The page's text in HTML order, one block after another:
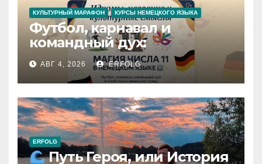
КУЛЬТУРНЫЙ МАРАФОН КУРСЫ НЕМЕЦКОГО ЯЗЫКА
Футбол, карнавал и
командный дух:
раскрываем секреты числа
11 в немецком языке!
АВГ 4, 2026 ERFOLG
ERFOLG
Путь Героя, или История